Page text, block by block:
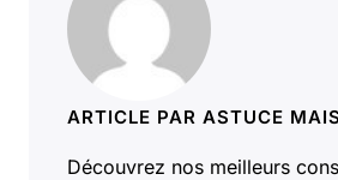
ARTICLE PAR ASTUCE
Découvrez nos meilleurs